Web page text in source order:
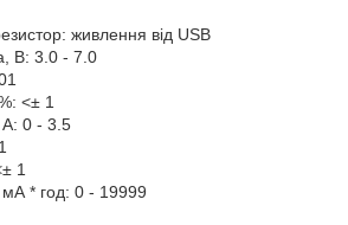
живлення від USB
В: 3.0 - 7.0
<± 1
А: 0 - 3.5
1
* год: 0 - 19999